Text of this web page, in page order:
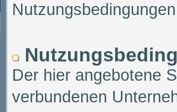
Nutzungsbedingungen
Der hier angebotene
verbundenen